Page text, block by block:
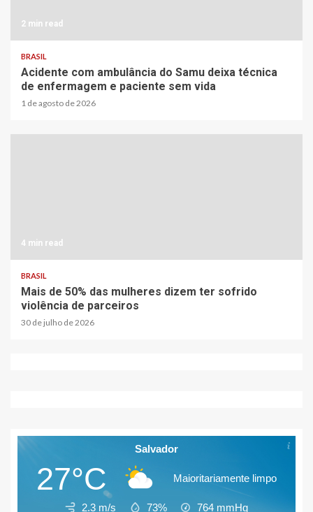
2 min read
BRASIL
Acidente com ambulância do Samu deixa técnica
de enfermagem e paciente sem vida
1 de agosto de 2026
4 min read
BRASIL
Mais de 50% das mulheres dizem ter sofrido
violência de parceiros
30 de julho de 2026
Salvador
27°C Maioritariamente limpo
2.3 m/s 73% 764 mmHg